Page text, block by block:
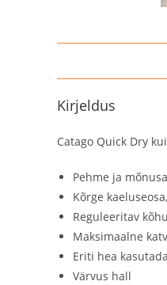
Kirjeldus
Catago Quick Dry
Pehme ja
Kõrge
Reguleeritav
Maksimaalne
Eriti hea
Värvus hall